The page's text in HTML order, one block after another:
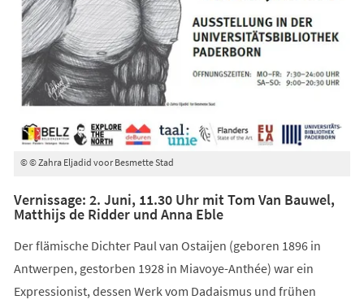
© © Zahra Eljadid voor Besmette Stad
Vernissage: 2. Juni, 11.30 Uhr mit Tom Van Bauwel,
Matthijs de Ridder und Anna Eble
Der flämische Dichter Paul van Ostaijen (geboren 1896 in
Antwerpen, gestorben 1928 in Miavoye-Anthée) war ein
Expressionist, dessen Werk vom Dadaismus und frühen